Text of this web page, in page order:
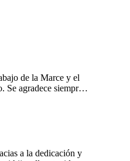
de la Marce y el
Se agradece siempre
circunstancias tan
como padres. Marce
la evolución de
El centro de
que permite
a la dedicación y